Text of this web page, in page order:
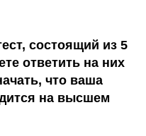
состоящий из 5
ответить на них
что ваша
на высшем